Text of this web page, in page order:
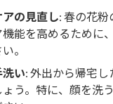
の見直し: 春の花
機能を高めるために
。
い: 外出から帰宅
ょう。特に、顔を洗